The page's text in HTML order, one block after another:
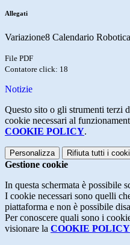
Allegati
Variazione8 Calendario
File PDF
Contatore click: 18
Notizie
Questo sito o gli strumenti terzi
cookie necessari al
COOKIE POLICY.
Personalizza Rifiuta tutti i
Gestione cookie
In questa schermata è possibile
I cookie necessari sono quelli
piattaforma e non è possibile
Per conoscere quali sono i
visionare la COOKIE POLICY